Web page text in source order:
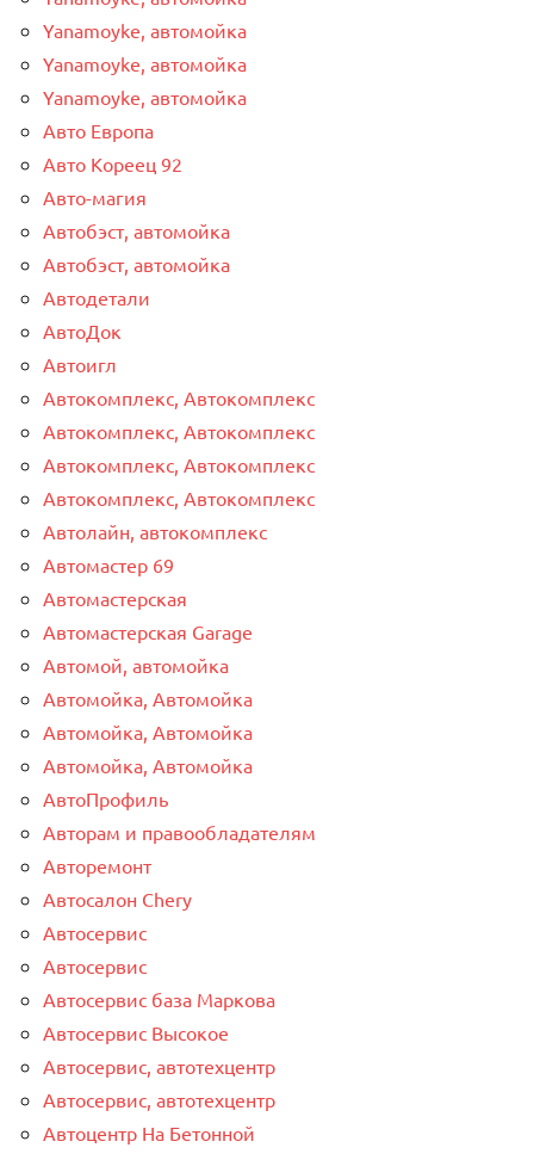
Yanamoyke, автомойка
Yanamoyke, автомойка
Yanamoyke, автомойка
Авто Европа
Авто Кореец 92
Авто-магия
Автобэст, автомойка
Автобэст, автомойка
Автодетали
АвтоДок
Автоигл
Автокомплекс, Автокомплекс
Автокомплекс, Автокомплекс
Автокомплекс, Автокомплекс
Автокомплекс, Автокомплекс
Автолайн, автокомплекс
Автомастер 69
Автомастерская
Автомастерская Garage
Автомой, автомойка
Автомойка, Автомойка
Автомойка, Автомойка
Автомойка, Автомойка
АвтоПрофиль
Авторам и правообладателям
Авторемонт
Автосалон Chery
Автосервис
Автосервис
Автосервис база Маркова
Автосервис Высокое
Автосервис, автотехцентр
Автосервис, автотехцентр
Автоцентр На Бетонной